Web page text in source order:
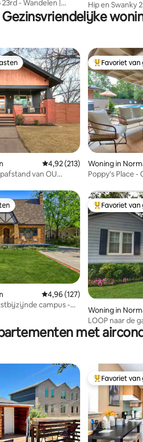
- Wandelen |
| Luxe
Hip en Swanky
zwembad!
Gezinsvriendelijke
op 5, 292 recensies
Gemiddelde beoordeling van
4,92 (213)
van OU
Topfavoriet
Favoriet
Woning in
Poppy's Place -
op 5, 169 recensiesGemiddelde beoordeling van
4,96 (127)
campus -
Topfavoriet
Favoriet
Woning in
LOOP naar de
Campus
met
Topfavoriet
Favoriet